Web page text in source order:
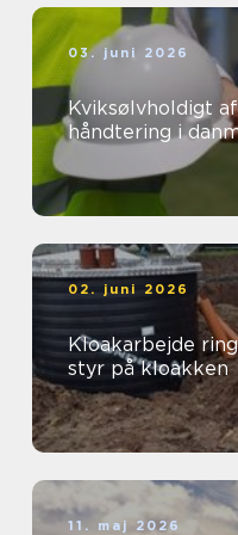
03. juni 2026
Kviksølvholdigt
håndtering i
02. juni 2026
Kloakarbejde ringkøbing
styr på kloakken
11. maj 2026